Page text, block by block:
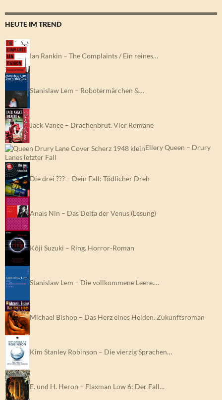
HEUTE IM TREND
Ian Rankin – The Complaints / Ein reines…
Stanislaw Lem – Robotermärchen &…
Jack Vance – Drachenbrut. Vier Romane
Ellery Queen – Drury
Lanes letzter Fall
Die drei ??? – Dein Fall: Tödlicher Dreh
Anaïs Nin – Das Delta der Venus (Lesung)
Kôji Suzuki – Ring. Horror-Roman
Stanislaw Lem – Die vollkommene Leere.…
Michael Bishop – Das Herz eines Helden. Zukunftsroman
Kim Stanley Robinson – Die vierzig Sprachen…
E. und H. Heron – Flaxman Low 6: Der Fall…